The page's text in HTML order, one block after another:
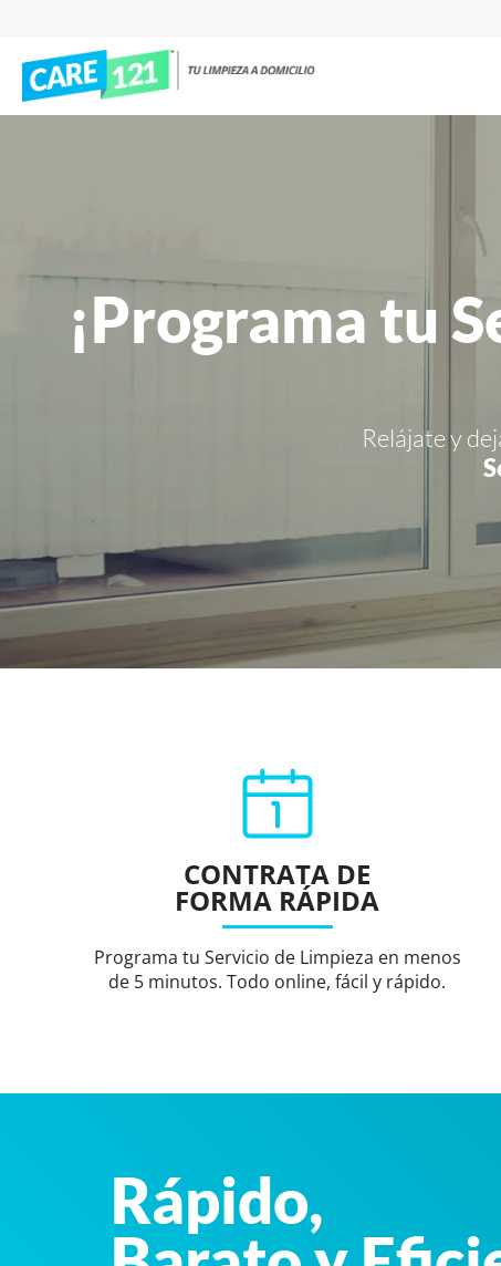
¡Programa tu
Relájate y
CONTRATA DE
FORMA RÁPIDA
Programa tu Servicio de Limpieza en menos
de 5 minutos. Todo online, fácil y rápido.
Rápido,